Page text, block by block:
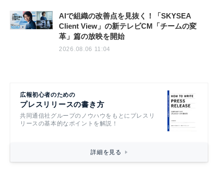
AIで組織の改善点を見抜く！「SKYSEA
Client View」の新テレビCM「チームの変
革」篇の放映を開始
2026.08.06 11:04
広報初心者のための
プレスリリースの書き方
共同通信社グループのノウハウをもとにプレスリ
リースの基本的なポイントを解説！
詳細を見る